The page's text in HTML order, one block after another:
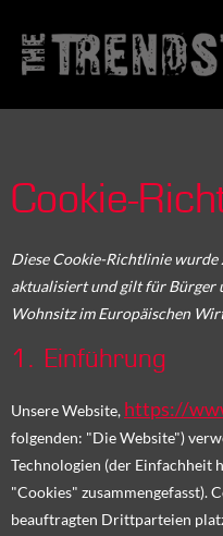
Cookie-
Diese Cookie-Richtlinie wurde
aktualisiert und gilt für Bürger
Wohnsitz im Europäischen
1. Einführung
Unsere Website, https://
folgenden: "Die Website")
Technologien (der Einfachheit
"Cookies" zusammengefasst).
beauftragten Drittparteien